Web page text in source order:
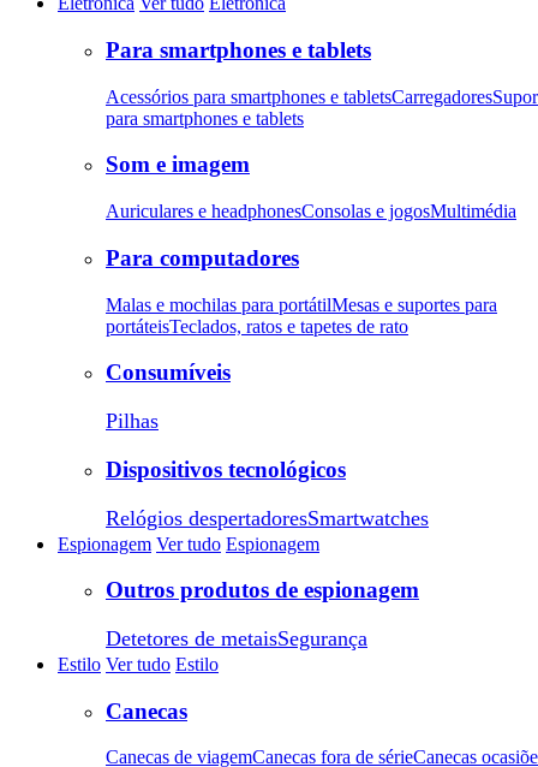
Para smartphones e tablets
Acessórios para smartphones e tabletsCarregadores
para smartphones e tablets
Som e imagem
Auriculares e headphonesConsolas e jogosMultimédia
Para computadores
Malas e mochilas para portátilMesas e suportes para
portáteisTeclados, ratos e tapetes de rato
Consumíveis
Pilhas
Dispositivos tecnológicos
Relógios despertadoresSmartwatches
Espionagem Ver tudo Espionagem
Outros produtos de espionagem
Detetores de metaisSegurança
Estilo Ver tudo Estilo
Canecas
Canecas de viagemCanecas fora de sérieCanecas